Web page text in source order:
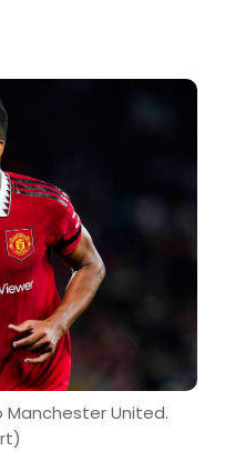
United.